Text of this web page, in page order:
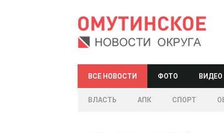
ВСЕ НОВОСТИ ФОТО ВИДЕО
ВЛАСТЬ АПК СПОРТ